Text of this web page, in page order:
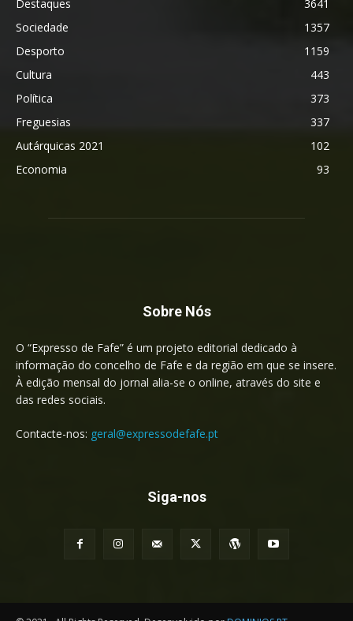
Destaques
3641
Sociedade
1357
Desporto
1159
Cultura
443
Política
373
Freguesias
337
Autárquicas 2021
102
Economia
93
Sobre Nós
O “Expresso de Fafe” é um projeto editorial dedicado à
informação do concelho de Fafe e da região em que se insere.
À edição mensal do jornal alia-se o online, através do site e
das redes sociais.
Contacte-nos: geral@expressodefafe.pt
Siga-nos